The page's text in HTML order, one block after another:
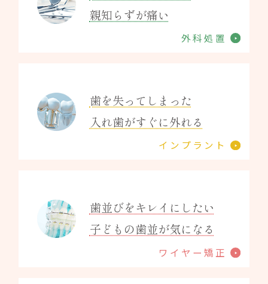
親知らずが痛い
外科処置
歯を失ってしまった
入れ歯がすぐに外れる
インプラント
歯並びをキレイにしたい
子どもの歯並が気になる
ワイヤー矯正